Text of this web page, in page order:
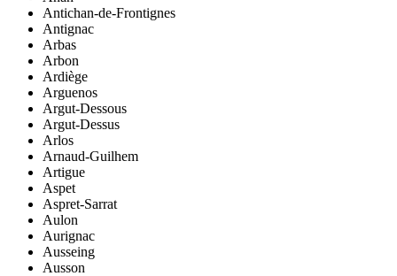
Antichan-de-Frontignes
Antignac
Arbas
Arbon
Ardiège
Arguenos
Argut-Dessous
Argut-Dessus
Arlos
Arnaud-Guilhem
Artigue
Aspet
Aspret-Sarrat
Aulon
Aurignac
Ausseing
Ausson